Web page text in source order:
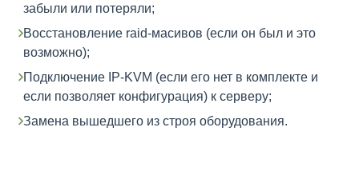
забыли или потеряли;
Восстановление raid-масивов (если он был и это
возможно);
Подключение IP-KVM (если его нет в комплекте и
если позволяет конфигурация) к серверу;
Замена вышедшего из строя оборудования.